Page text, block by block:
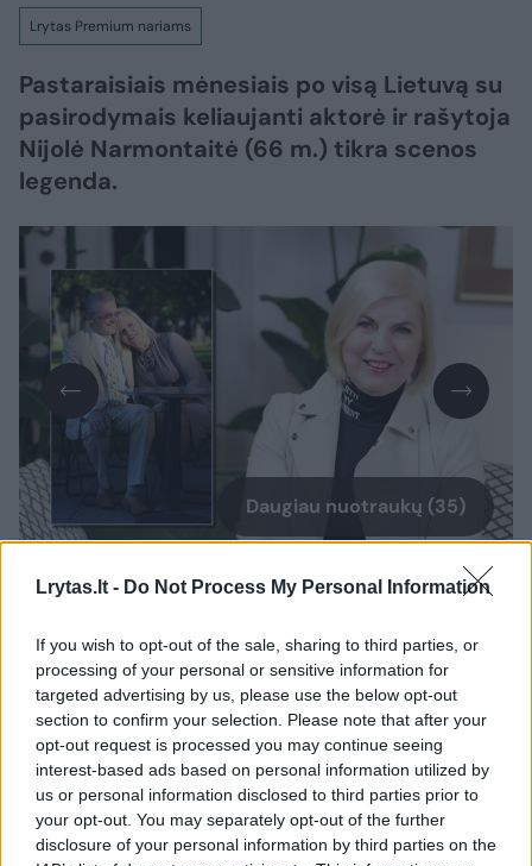
Lrytas.lt - Do Not Process My Personal Information
If you wish to opt-out of the sale, sharing to third parties, or
processing of your personal or sensitive information for
targeted advertising by us, please use the below opt-out
section to confirm your selection. Please note that after your
opt-out request is processed you may continue seeing
interest-based ads based on personal information utilized by
us or personal information disclosed to third parties prior to
your opt-out. You may separately opt-out of the further
disclosure of your personal information by third parties on the
Lrytas Premium nariams
Pastaraisiais mėnesiais po visą Lietuvą su
pasirodymais keliaujanti aktorė ir rašytoja
Nijolė Narmontaitė (66 m.) tikra scenos
legenda.
Daugiau nuotraukų (35)
Norite skaityti toliau?
Prisijunkite prie mūsų bendruomenės ir tapkite
prenumeratoriumi